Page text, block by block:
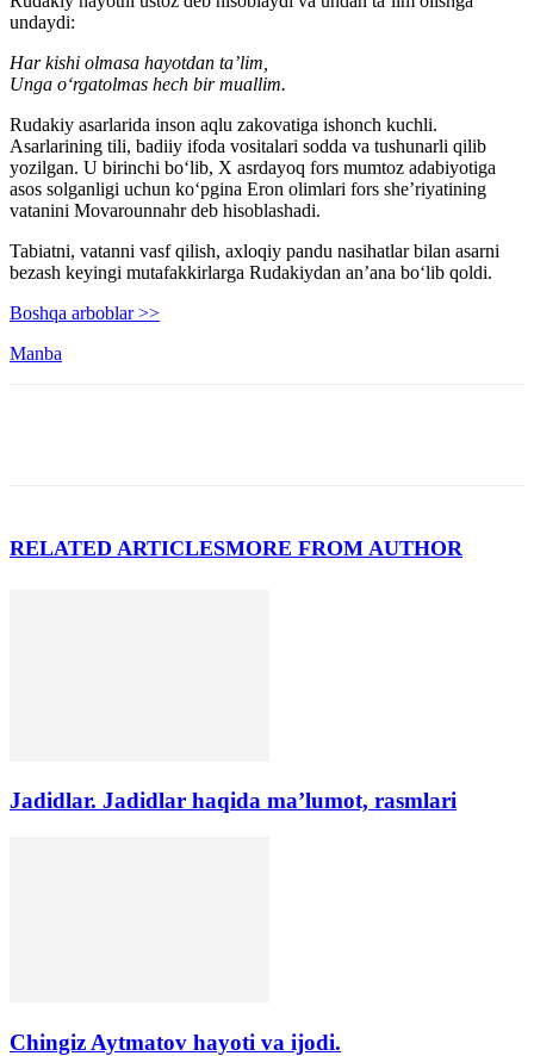
undaydi:
Har kishi olmasa hayotdan ta’lim,
Unga o‘rgatolmas hech bir muallim.
Rudakiy asarlarida inson aqlu zakovatiga ishonch kuchli.
Asarlarining tili, badiiy ifoda vositalari sodda va tushunarli qilib
yozilgan. U birinchi bo‘lib, X asrdayoq fors mumtoz adabiyotiga
asos solganligi uchun ko‘pgina Eron olimlari fors she’riyatining
vatanini Movarounnahr deb hisoblashadi.
Tabiatni, vatanni vasf qilish, axloqiy pandu nasihatlar bilan asarni
bezash keyingi mutafakkirlarga Rudakiydan an’ana bo‘lib qoldi.
Boshqa arboblar >>
Manba
RELATED ARTICLESMORE FROM AUTHOR
Jadidlar. Jadidlar haqida ma’lumot, rasmlari
Chingiz Aytmatov hayoti va ijodi.